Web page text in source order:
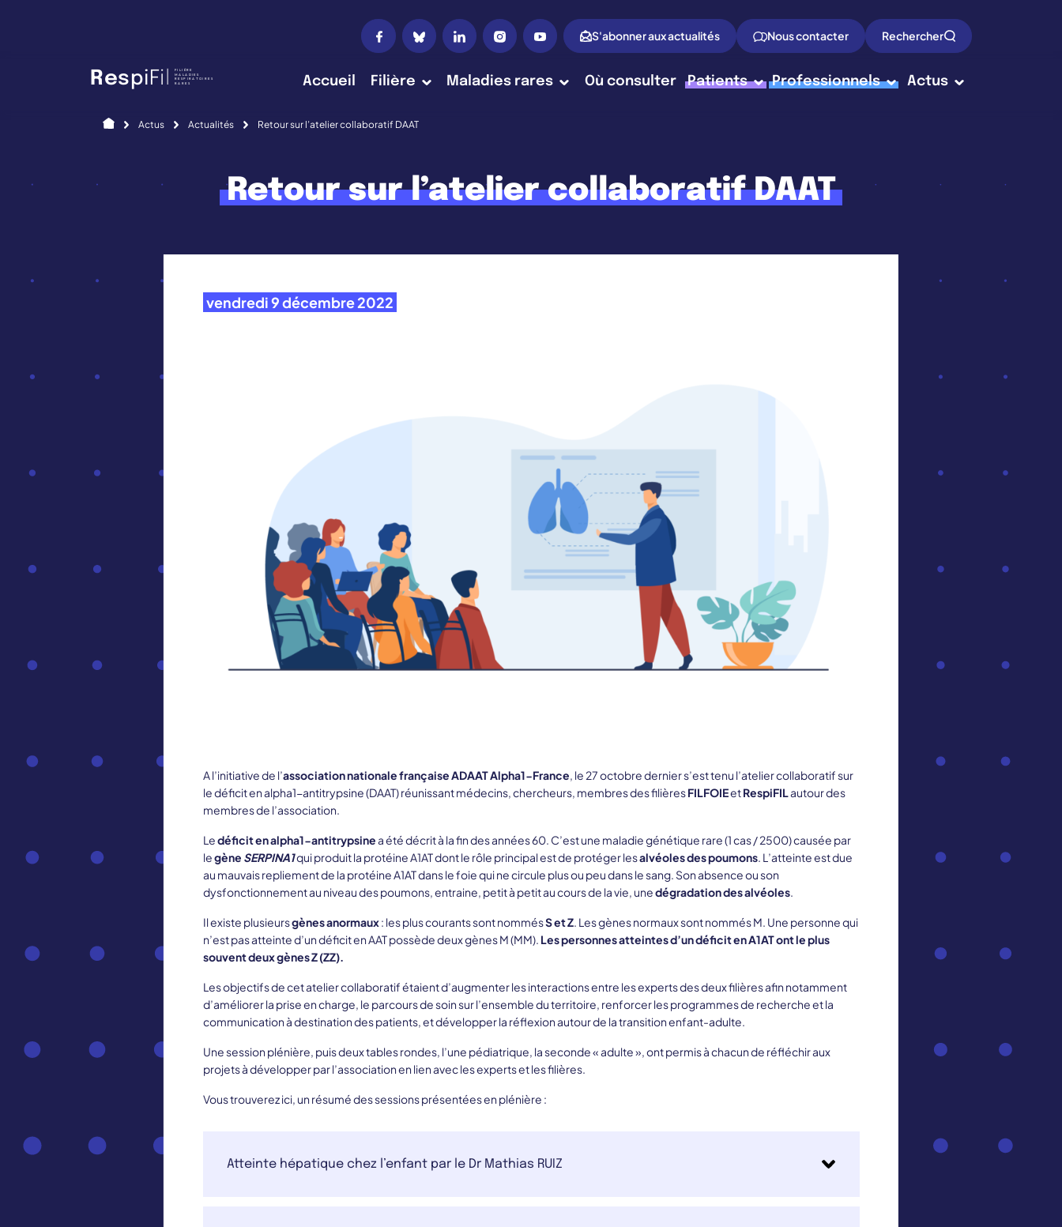
S'abonner aux actualités Nous contacter Rechercher
RespiFi FILIÈRE
MALADIES
RESPIRATOIRES
RARES Accueil Filière Maladies rares Où consulter Patients Professionnels Actus
AccueilActus Actualités Retour sur l’atelier collaboratif DAAT
Retour sur l’atelier collaboratif DAAT
vendredi 9 décembre 2022
A l’initiative de l’association nationale française ADAAT Alpha1-France, le 27 octobre dernier s’est tenu l’atelier collaboratif sur
le déficit en alpha1-antitrypsine (DAAT) réunissant médecins, chercheurs, membres des filièresFILFOIEetRespiFILautour des
membres de l’association.
Ledéficit en alpha1-antitrypsinea été décrit à la fin des années 60. C’est une maladie génétique rare (1 cas / 2500) causée par
legène SERPINA1qui produit la protéine A1AT dont le rôle principal est de protéger lesalvéoles des poumons. L’atteinte est due
au mauvais repliement de la protéine A1AT dans le foie qui ne circule plus ou peu dans le sang. Son absence ou son
dysfonctionnement au niveau des poumons, entraine, petit à petit au cours de la vie, unedégradation des alvéoles.
Il existe plusieursgènes anormaux: les plus courants sont nommésS et Z. Les gènes normaux sont nommés M. Une personne qui
n’est pas atteinte d’un déficit en AAT possède deux gènes M (MM). Les personnes atteintes d’un déficit en A1AT ont le plus
souvent deux gènes Z (ZZ).
Les objectifs de cet atelier collaboratif étaient d’augmenter les interactions entre les experts des deux filières afin notamment
d’améliorer la prise en charge, le parcours de soin sur l’ensemble du territoire, renforcer les programmes de recherche et la
communication à destination des patients, et développer la réflexion autour de la transition enfant-adulte.
Une session plénière, puis deux tables rondes, l’une pédiatrique, la seconde « adulte », ont permis à chacun de réfléchir aux
projets à développer par l’association en lien avec les experts et les filières.
Vous trouverez ici, un résumé des sessions présentées en plénière :
Atteinte hépatique chez l’enfant par le Dr Mathias RUIZ